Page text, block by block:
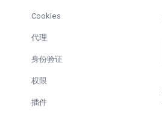
Cookies
代理
身份验证
权限
插件